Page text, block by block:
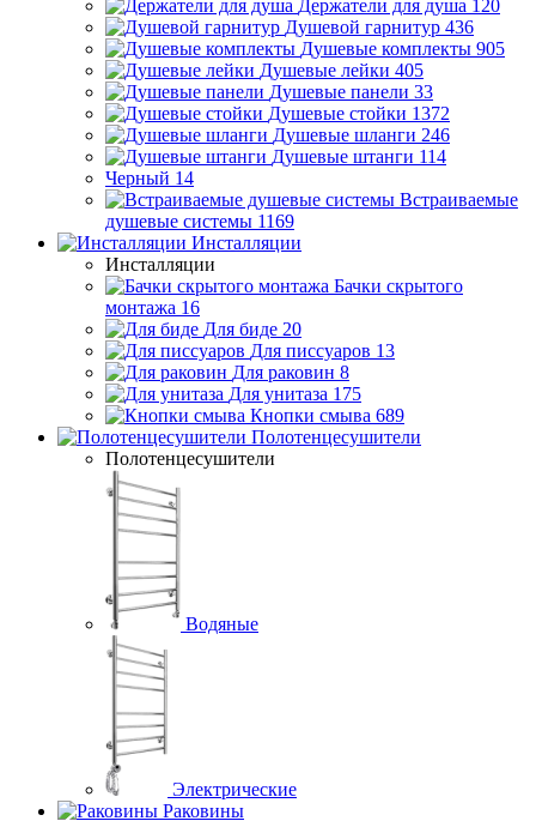
Держатели для душа 120
Душевой гарнитур 436
Душевые комплекты 905
Душевые лейки 405
Душевые панели 33
Душевые стойки 1372
Душевые шланги 246
Душевые штанги 114
Черный 14
Встраиваемые
душевые системы 1169
Инсталляции
Инсталляции
Бачки скрытого
монтажа 16
Для биде 20
Для писсуаров 13
Для раковин 8
Для унитаза 175
Кнопки смыва 689
Полотенцесушители
Полотенцесушители
Водяные
Электрические
Раковины